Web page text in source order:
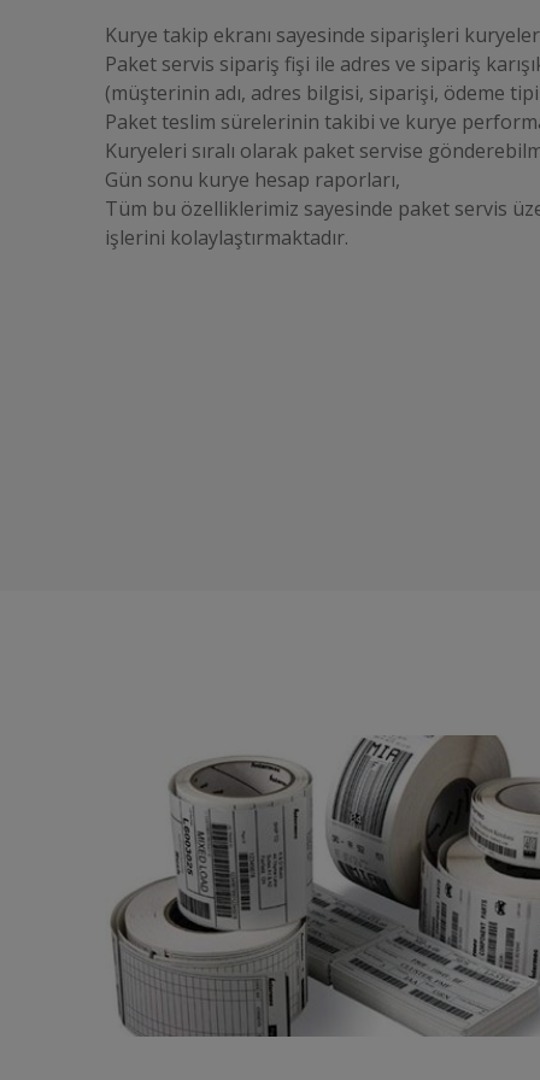
Kurye takip ekranı sayesinde siparişleri
Paket servis sipariş fişi ile adres ve sipariş
(müşterinin adı, adres bilgisi, siparişi, ödeme
Paket teslim sürelerinin takibi ve kurye
Kuryeleri sıralı olarak paket servise
Gün sonu kurye hesap raporları,
Tüm bu özelliklerimiz sayesinde paket servis
işlerini kolaylaştırmaktadır.